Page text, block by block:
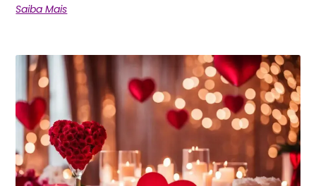
Saiba Mais